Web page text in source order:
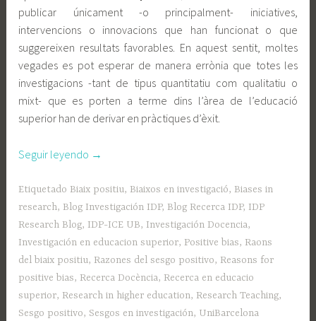
publicar únicament -o principalment- iniciatives,
intervencions o innovacions que han funcionat o que
suggereixen resultats favorables. En aquest sentit, moltes
vegades es pot esperar de manera errònia que totes les
investigacions -tant de tipus quantitatiu com qualitatiu o
mixt- que es porten a terme dins l’àrea de l’educació
superior han de derivar en pràctiques d’èxit.
Seguir leyendo «Biaix
en
la
recerca
en
educació
superior»
→
Etiquetado Biaix positiu, Biaixos en investigació, Biases in
research, Blog Investigación IDP, Blog Recerca IDP, IDP
Research Blog, IDP-ICE UB, Investigación Docencia,
Investigación en educacion superior, Positive bias, Raons
del biaix positiu, Razones del sesgo positivo, Reasons for
positive bias, Recerca Docència, Recerca en educacio
superior, Research in higher education, Research Teaching,
Sesgo positivo, Sesgos en investigación, UniBarcelona